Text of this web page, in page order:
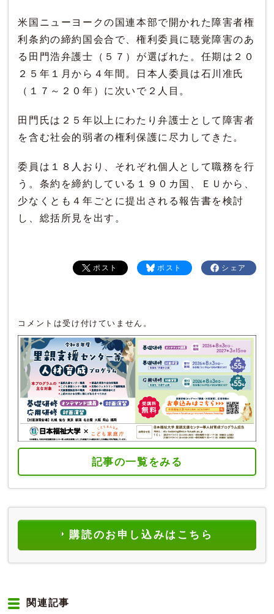
米国ニューヨークの国連本部で開かれた障害者権
利条約の締約国会合で、権利委員に聴覚障害のあ
る田門浩弁護士（５７）が選ばれた。任期は２０
２５年１月から４年間。日本人委員は石川准氏
（１７～２０年）に次いで２人目。
田門氏は２５年以上にわたり弁護士として障害者
を含む社会的弱者の権利保護に尽力してきた。
委員は１８人おり、それぞれ個人として職務を行
う。条約を締約している１９０カ国、ＥＵから、
少なくとも４年ごとに提出される報告書を検討
し、総括所見を出す。
シェア
ポスト
ポスト
コメントは受け付けていません。
記事の一覧をみる
購読のお申し込みはこちら
関連記事